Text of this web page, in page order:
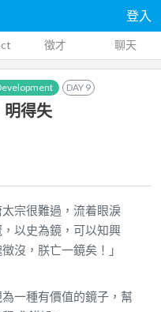
登入
徵才 聊天
DAY 9
明得失
宗很難過，流着眼淚
以史為鏡，可以知興
沒，朕亡一鏡矣！」
一種有價值的鏡子，幫